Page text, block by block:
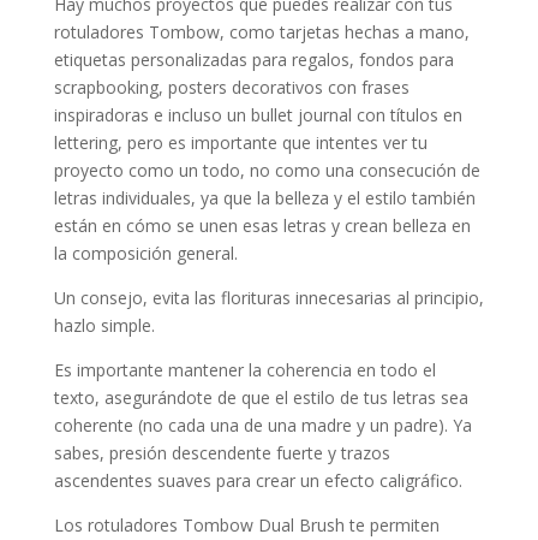
rotuladores Tombow, como tarjetas hechas a mano,
etiquetas personalizadas para regalos, fondos para
scrapbooking, posters decorativos con frases
inspiradoras e incluso un bullet journal con títulos en
lettering, pero es importante que intentes ver tu
proyecto como un todo, no como una consecución de
letras individuales, ya que la belleza y el estilo también
están en cómo se unen esas letras y crean belleza en
la composición general.
Un consejo, evita las florituras innecesarias al principio,
hazlo simple.
Es importante mantener la coherencia en todo el
texto, asegurándote de que el estilo de tus letras sea
coherente (no cada una de una madre y un padre). Ya
sabes, presión descendente fuerte y trazos
ascendentes suaves para crear un efecto caligráfico.
Los rotuladores Tombow Dual Brush te permiten